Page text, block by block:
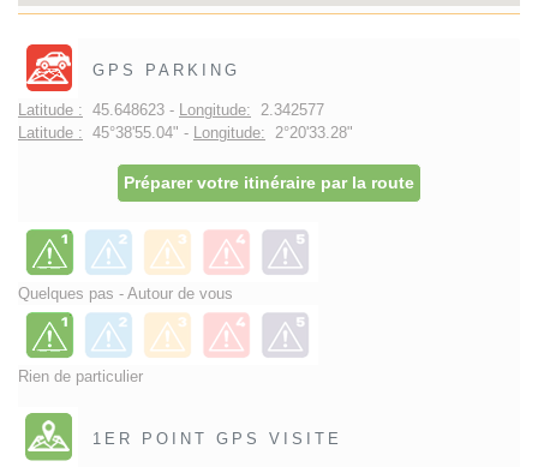
GPS PARKING
Latitude : 45.648623 - Longitude: 2.342577
Latitude : 45°38'55.04" - Longitude: 2°20'33.28"
Préparer votre itinéraire par la route
Quelques pas - Autour de vous
Rien de particulier
1ER POINT GPS VISITE